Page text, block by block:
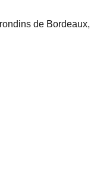
de Bordeaux,